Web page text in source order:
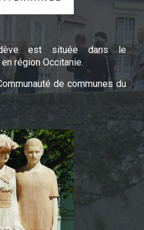
est située dans le
région Occitanie.
de communes du